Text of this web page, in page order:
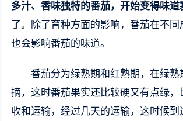
多汁、香味独特的番茄，开始变得味
了。除了育种方面的影响，番茄在不同
也会影响番茄的味道。
番茄分为绿熟期和红熟期，在绿熟
摘，这时番茄果实还比较硬又有点绿，
收和运输，经过几天的运输，这时候